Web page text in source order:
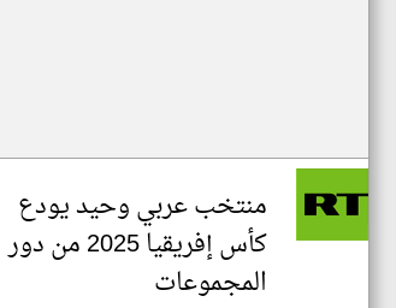
منتخب عربي وحيد يودع
كأس إفريقيا 2025 من دور
المجموعات